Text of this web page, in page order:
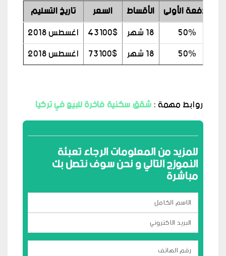
الدفعة الأولى الأقساط السعر
تاريخ التسليم
50%
18 شهر 43100$ اغسطس 2018
50%
18 شهر 73100$ اغسطس 2018
روابط مهمة :شقق سكنية فاخرة للبيع في تركيا
للمزيد من المعلومات الرجاء تعبئة
النموزج التالي و نحن سوف نتصل بك
مباشرة